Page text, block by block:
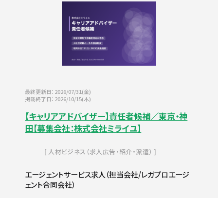
最終更新日：2026/07/31(金)
掲載終了日：2026/10/15(木)
【キャリアアドバイザー】責任者候補／東京・神
田【募集会社：株式会社ミライユ】
人材ビジネス（求人広告・紹介・派遣）
エージェントサービス求人（担当会社/レガプロエージ
ェント合同会社）